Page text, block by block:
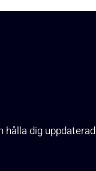
hålla dig uppdaterad